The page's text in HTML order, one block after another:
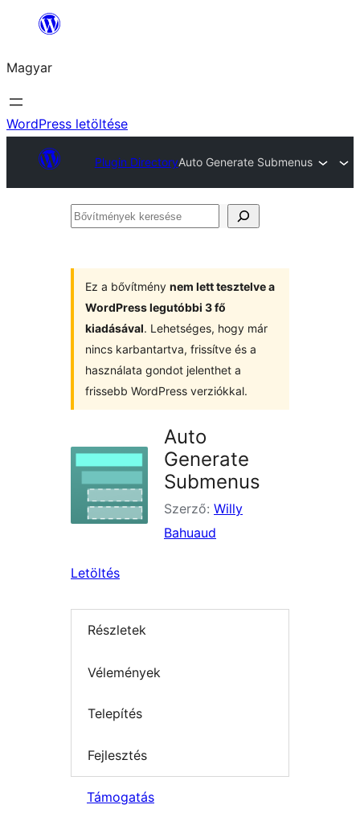
Ugrás
tartalomhoz
Magyar
WordPress letöltése
Plugin DirectoryAuto Generate Submenus
Bővítmények
Ez a bővítmény nem lett tesztelve a
WordPress legutóbbi 3 fő
kiadásával. Lehetséges, hogy már
nincs karbantartva, frissítve és a
használata gondot jelenthet a
frissebb WordPress verziókkal.
Auto
Generate
Submenus
Szerző: Willy
Bahuaud
Letöltés
Részletek
Vélemények
Telepítés
Fejlesztés
Támogatás